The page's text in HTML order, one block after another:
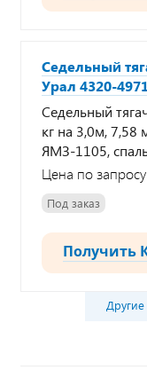
Седельный
Урал 4320-
Седельный
кг на 3,0м, 7,58
ЯМЗ-1105,
Цена по запросу
Под заказ
Получить